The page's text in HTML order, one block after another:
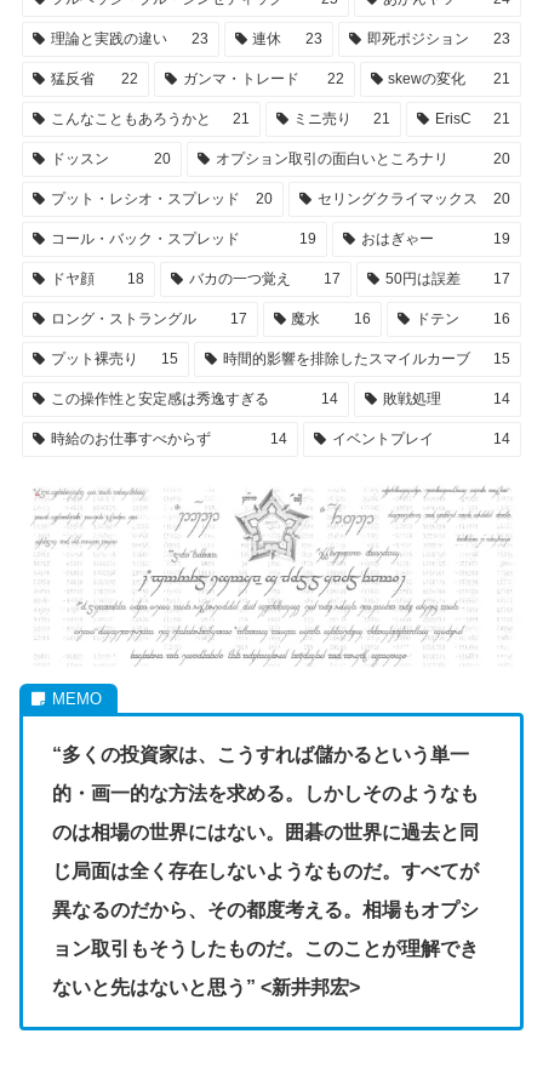
理論と実践の違い 23 連休 23 即死ポジション 23
猛反省 22 ガンマ・トレード 22 skewの変化 21
こんなこともあろうかと 21 ミニ売り 21 ErisC 21
ドッスン 20 オプション取引の面白いところナリ 20
プット・レシオ・スプレッド 20 セリングクライマックス 20
コール・バック・スプレッド 19 おはぎゃー 19
ドヤ顔 18 バカの一つ覚え 17 50円は誤差 17
ロング・ストラングル 17 魔水 16 ドテン 16
プット裸売り 15 時間的影響を排除したスマイルカーブ 15
この操作性と安定感は秀逸すぎる 14 敗戦処理 14
時給のお仕事すべからず 14 イベントプレイ 14
“多くの投資家は、こうすれば儲かるという単一
的・画一的な方法を求める。しかしそのようなも
のは相場の世界にはない。囲碁の世界に過去と同
じ局面は全く存在しないようなものだ。すべてが
異なるのだから、その都度考える。相場もオプシ
ョン取引もそうしたものだ。このことが理解でき
ないと先はないと思う” <新井邦宏>